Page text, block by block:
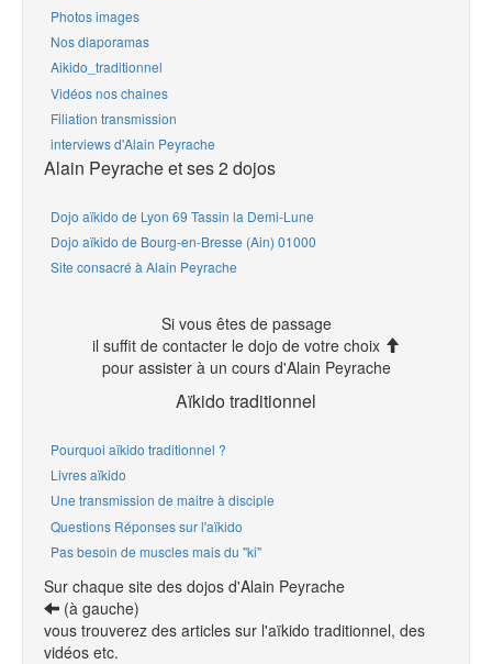
Photos images
Nos diaporamas
Aikido_traditionnel
Vidéos nos chaines
Filiation transmission
interviews d'Alain Peyrache
Alain Peyrache et ses 2 dojos
Dojo aïkido de Lyon 69 Tassin la Demi-Lune
Dojo aïkido de Bourg-en-Bresse (Ain) 01000
Site consacré à Alain Peyrache
Si vous êtes de passage
il suffit de contacter le dojo de votre choix
pour assister à un cours d'Alain Peyrache
Aïkido traditionnel
Pourquoi aïkido traditionnel ?
Livres aïkido
Une transmission de maitre à disciple
Questions Réponses sur l'aïkido
Pas besoin de muscles mais du "ki"
Sur chaque site des dojos d'Alain Peyrache
(à gauche)
vous trouverez des articles sur l'aïkido traditionnel, des
vidéos etc.